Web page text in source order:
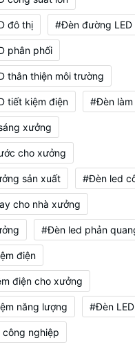
đô thị #Đèn đường LED
phân phối
thân thiện môi trường
tiết kiệm điện #Đèn làm
xưởng
cho xưởng
sản xuất #Đèn led
cho nhà xưởng
#Đèn led phản
điện
điện cho xưởng
năng lượng #Đèn
nghiệp